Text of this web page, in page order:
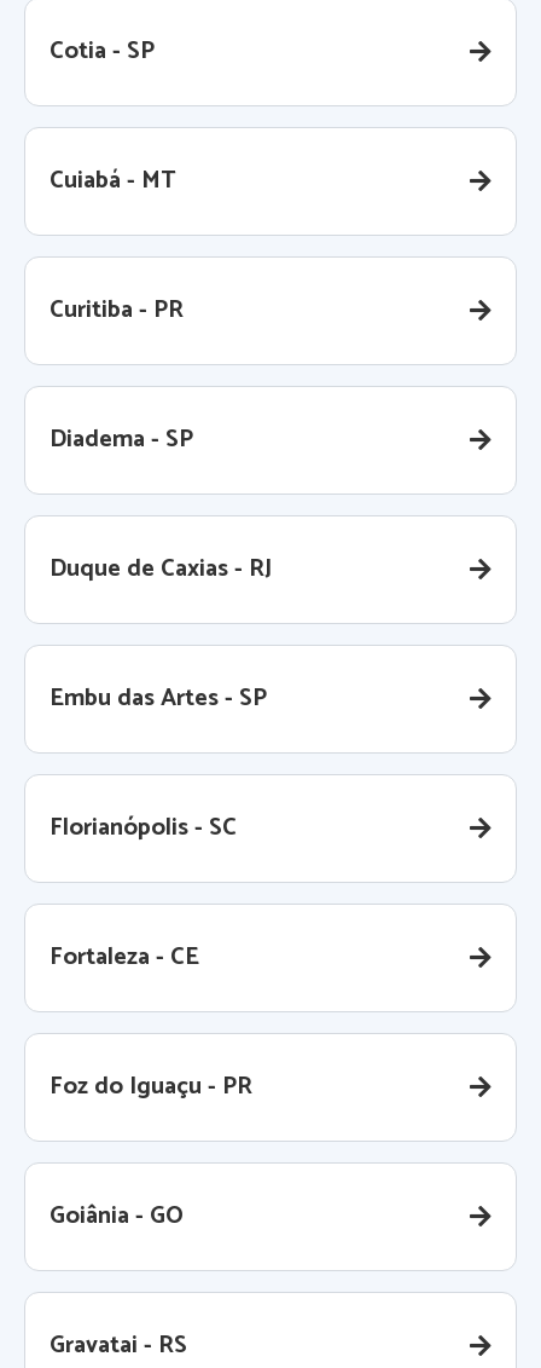
Cotia - SP
Cuiabá - MT
Curitiba - PR
Diadema - SP
Duque de Caxias - RJ
Embu das Artes - SP
Florianópolis - SC
Fortaleza - CE
Foz do Iguaçu - PR
Goiânia - GO
Gravatai - RS